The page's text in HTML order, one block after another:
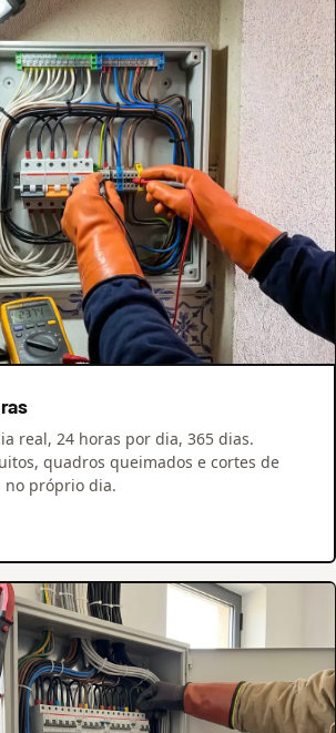
real, 24 horas por dia, 365 dias.
quadros queimados e cortes de
no próprio dia.